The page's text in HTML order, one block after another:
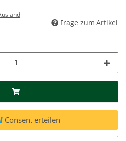
Frage zum Artikel
Consent erteilen